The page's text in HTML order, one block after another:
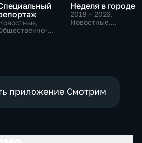
Неделя в городе
2018 – 2026,
Новостные,
приложение Смотрим